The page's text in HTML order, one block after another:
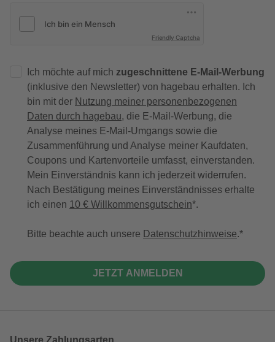
Friendly Captcha
Ich möchte auf mich zugeschnittene E-Mail-Werbung
(inklusive den Newsletter) von hagebau erhalten. Ich
bin mit der Nutzung meiner personenbezogenen
Daten durch hagebau, die E-Mail-Werbung, die
Analyse meines E-Mail-Umgangs sowie die
Zusammenführung und Analyse meiner Kaufdaten,
Coupons und Kartenvorteile umfasst, einverstanden.
Mein Einverständnis kann ich jederzeit widerrufen.
Nach Bestätigung meines Einverständnisses erhalte
ich einen 10 € Willkommensgutschein*.
Bitte beachte auch unsere Datenschutzhinweise.
JETZT ANMELDEN